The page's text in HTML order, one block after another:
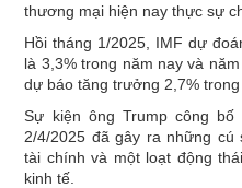
thương mại hiện nay thực sự
Hồi tháng 1/2025, IMF dự
là 3,3% trong năm nay và
dự báo ​​tăng trưởng 2,7%
Sự kiện ông Trump công
2/4/2025 đã gây ra những
tài chính và một loạt động
kinh tế.